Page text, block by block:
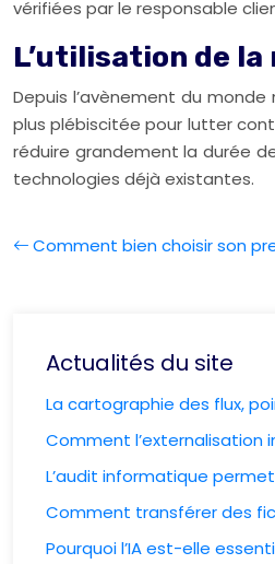
vérifiées par le responsable
L’utilisation de
Depuis l’avènement du
plus plébiscitée pour lutter
réduire grandement la durée
technologies déjà existantes.
Comment bien choisir son
Actualités du site
La cartographie des flux,
Comment l’externalisation
L’audit informatique
Comment transférer des
Pourquoi l’IA est-elle